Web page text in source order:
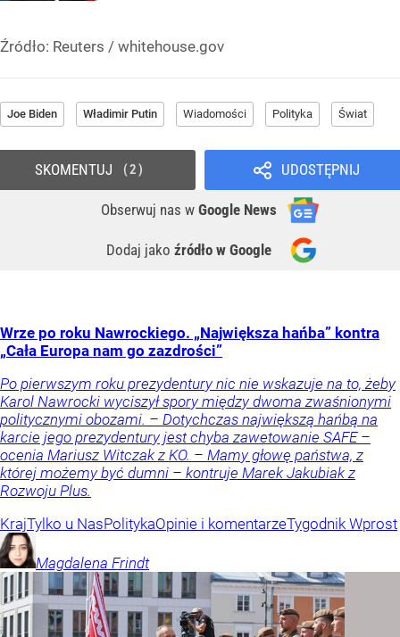
Źródło: Reuters / whitehouse.gov
Joe Biden Władimir Putin Wiadomości Polityka Świat
UDOSTĘPNIJ
Obserwuj nas w Google News
Dodaj jako źródło w Google
SKOMENTUJ 2
Wrze po roku Nawrockiego. „Największa hańba” kontra
„Cała Europa nam go zazdrości”
Po pierwszym roku prezydentury nic nie wskazuje na to, żeby
Karol Nawrocki wyciszył spory między dwoma zwaśnionymi
politycznymi obozami. – Dotychczas największą hańbą na
karcie jego prezydentury jest chyba zawetowanie SAFE –
ocenia Mariusz Witczak z KO. – Mamy głowę państwa, z
której możemy być dumni – kontruje Marek Jakubiak z
Rozwoju Plus.
KrajTylko u NasPolitykaOpinie i komentarzeTygodnik Wprost
Magdalena Frindt